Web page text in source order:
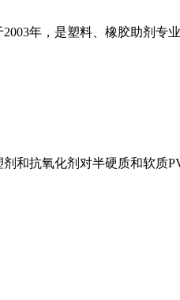
年，是塑料、橡胶助剂专
和抗氧化剂对半硬质和软质